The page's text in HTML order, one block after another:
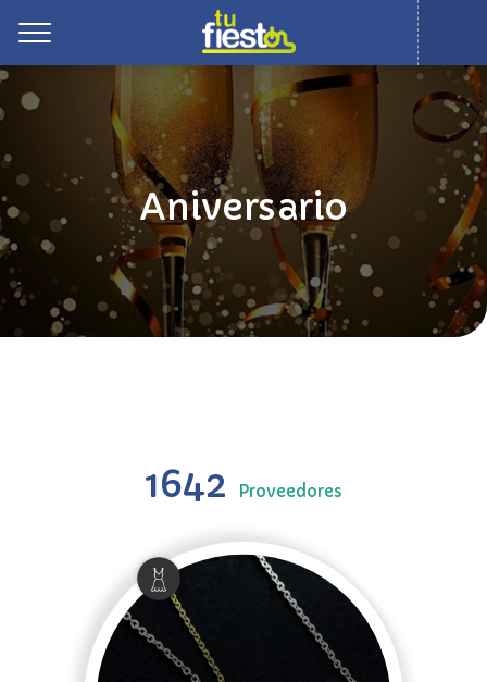
Aniversario
1642 Proveedores